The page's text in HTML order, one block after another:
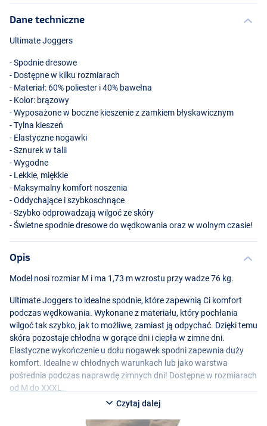
Dane techniczne
Ultimate Joggers
- Spodnie dresowe
- Dostępne w kilku rozmiarach
- Materiał: 60% poliester i 40% bawełna
- Kolor: brązowy
- Wyposażone w boczne kieszenie z zamkiem błyskawicznym
- Tylna kieszeń
- Elastyczne nogawki
- Sznurek w talii
- Wygodne
- Lekkie, miękkie
- Maksymalny komfort noszenia
- Oddychające i szybkoschnące
- Szybko odprowadzają wilgoć ze skóry
- Świetne spodnie dresowe do wędkowania oraz w wolnym czasie!
Opis
Model nosi rozmiar M i ma 1,73 m wzrostu przy wadze 76 kg.
Ultimate Joggers to idealne spodnie, które zapewnią Ci komfort
podczas wędkowania. Wykonane z materiału, który pochłania
wilgoć tak szybko, jak to możliwe, zamiast ją odpychać. Dzięki temu
skóra pozostaje chłodna w gorące dni i ciepła w zimne dni.
Elastyczne wykończenie u dołu nogawek spodni zapewnia duży
komfort. Idealne w chłodnych warunkach lub jako warstwa
pośrednia podczas naprawdę zimnych dni! Dostępne w rozmiarach
od M do XXXL
Czytaj dalej